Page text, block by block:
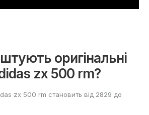
оригінальні
zx 500 rm?
zx 500 rm становить від 2829 до